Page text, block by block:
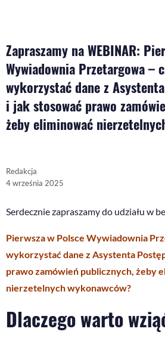
Zapraszamy na WEBINAR:
Wywiadownia Przetargowa –
wykorzystać dane z
i jak stosować prawo
żeby eliminować
Redakcja
4 września 2025
Serdecznie zapraszamy do udziału w
Pierwsza w Polsce Wywiadownia
wykorzystać dane z Asystenta
prawo zamówień publicznych, żeby
nierzetelnych wykonawców?
Dlaczego warto